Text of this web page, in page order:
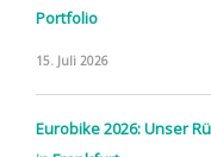
Portfolio
15. Juli 2026
Eurobike 2026: Unser